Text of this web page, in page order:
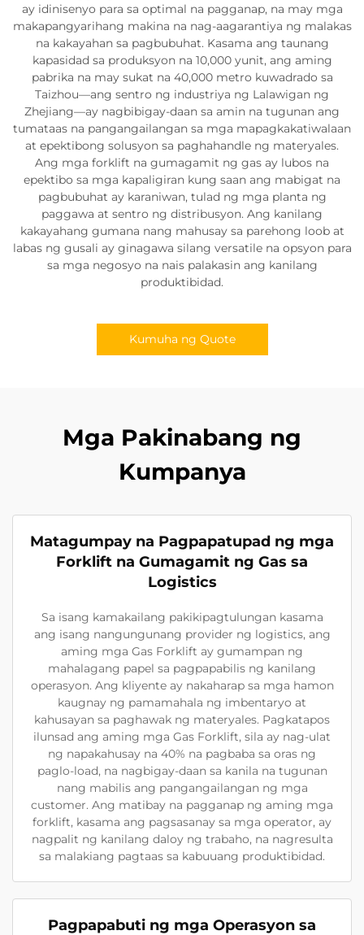
ay idinisenyo para sa optimal na pagganap, na may mga
makapangyarihang makina na nag-aagarantiya ng malakas
na kakayahan sa pagbubuhat. Kasama ang taunang
kapasidad sa produksyon na 10,000 yunit, ang aming
pabrika na may sukat na 40,000 metro kuwadrado sa
Taizhou—ang sentro ng industriya ng Lalawigan ng
Zhejiang—ay nagbibigay-daan sa amin na tugunan ang
tumataas na pangangailangan sa mga mapagkakatiwalaan
at epektibong solusyon sa paghahandle ng materyales.
Ang mga forklift na gumagamit ng gas ay lubos na
epektibo sa mga kapaligiran kung saan ang mabigat na
pagbubuhat ay karaniwan, tulad ng mga planta ng
paggawa at sentro ng distribusyon. Ang kanilang
kakayahang gumana nang mahusay sa parehong loob at
labas ng gusali ay ginagawa silang versatile na opsyon para
sa mga negosyo na nais palakasin ang kanilang
produktibidad.
Kumuha ng Quote
Mga Pakinabang ng
Kumpanya
Matagumpay na Pagpapatupad ng mga
Forklift na Gumagamit ng Gas sa
Logistics
Sa isang kamakailang pakikipagtulungan kasama
ang isang nangungunang provider ng logistics, ang
aming mga Gas Forklift ay gumampan ng
mahalagang papel sa pagpapabilis ng kanilang
operasyon. Ang kliyente ay nakaharap sa mga hamon
kaugnay ng pamamahala ng imbentaryo at
kahusayan sa paghawak ng materyales. Pagkatapos
ilunsad ang aming mga Gas Forklift, sila ay nag-ulat
ng napakahusay na 40% na pagbaba sa oras ng
paglo-load, na nagbigay-daan sa kanila na tugunan
nang mabilis ang pangangailangan ng mga
customer. Ang matibay na pagganap ng aming mga
forklift, kasama ang pagsasanay sa mga operator, ay
nagpalit ng kanilang daloy ng trabaho, na nagresulta
sa malakiang pagtaas sa kabuuang produktibidad.
Pagpapabuti ng mga Operasyon sa